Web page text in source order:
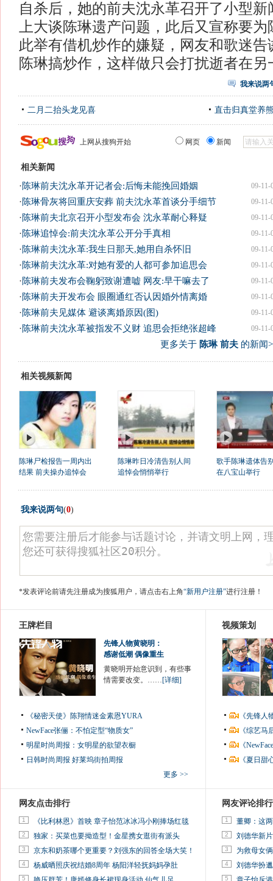
自杀后，她的前夫沈永革召开了小型
上大谈陈琳遗产问题，此后又宣称要
此举有借机炒作的嫌疑，网友和歌迷
陈琳搞炒作，这样做只会打扰逝者在
我来说两
二月二抬头龙见喜 直击归真堂养
上网从搜狗开始 网页 新闻
相关新闻
09-11-
·陈琳前夫沈永革开记者会:后悔未能挽回婚姻
09-11-
·陈琳骨灰将回重庆安葬 前夫沈永革首谈分手细节
09-11-
·陈琳前夫北京召开小型发布会 沈永革耐心释疑
09-11-
·陈琳追悼会:前夫沈永革公开分手真相
09-11-
·陈琳前夫沈永革:我生日那天,她用自杀怀旧
09-11-
·陈琳前夫沈永革:对她有爱的人都可参加追思会
09-11-
·陈琳前夫发布会鞠躬致谢遭嘘 网友:早干嘛去了
09-11-
·陈琳前夫开发布会 眼圈通红否认因婚外情离婚
09-11-
·陈琳前夫见媒体 避谈离婚原因(图)
09-11-
·陈琳前夫沈永革被指发不义财 追思会拒绝张超峰
更多关于 陈琳 前夫的新闻
相关视频新闻
陈琳尸检报告一周内出
结果 前夫操办追悼会
陈琳昨日冷清告别人间
追悼会悄悄举行
歌手陈琳遗体告
在八宝山举行
我来说两句(0)
*发表评论前请先注册成为搜狐用户，请点击右上角“新用户注册”进行注册！
王牌栏目
先锋人物黄晓明：
感谢低潮 偶像重生
黄晓明开始意识到，有些事
情需要改变。……[详细]
《秘密天使》陈翔情迷金素恩YURA
NewFace张俪：不怕定型“物质女”
明星时尚周报：女明星的欲望衣橱
日韩时尚周报 好莱坞街拍周报
更多 >>
视频策划
《先锋
《综艺
《
《夏日
网友点击排行
1 《比利林恩》首映 章子怡范冰冰冯小刚捧场红毯
2 独家：买菜也要拗造型！金星携女逛街有派头
3 京东和奶茶哪个更重要？刘强东的回答全场大笑！
4 杨威晒照庆祝结婚8周年 杨阳洋轻抚妈妈孕肚
5
网友评论排行
1 董卿：这
2 刘德华新
3 为救母女
4 刘德华扮
5